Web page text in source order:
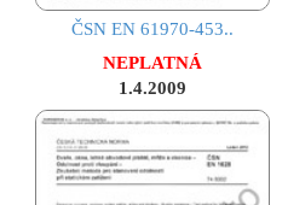
ČSN EN 61970-453..
NEPLATNÁ
1.4.2009